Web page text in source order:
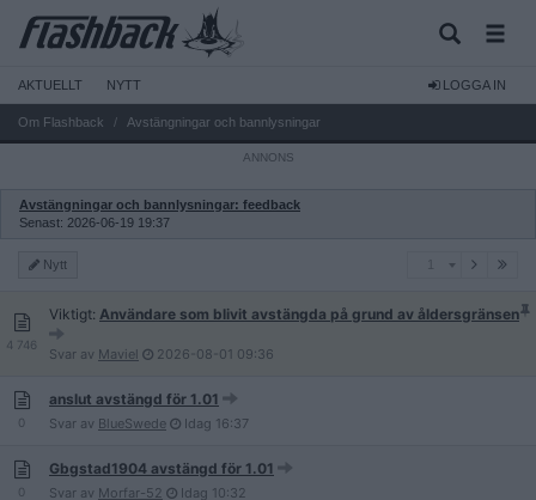
AKTUELLT NYTT LOGGA IN
Om Flashback Avstängningar och bannlysningar
Avstängningar och bannlysningar: feedback
Senast: 2026-06-19 19:37
Nytt
4 746
Viktigt: Användare som blivit avstängda på grund av åldersgränsen
Svar av Maviel 2026-08-01 09:36
0
anslut avstängd för 1.01
Svar av BlueSwede Idag 16:37
0
Gbgstad1904 avstängd för 1.01
Svar av Morfar-52 Idag 10:32